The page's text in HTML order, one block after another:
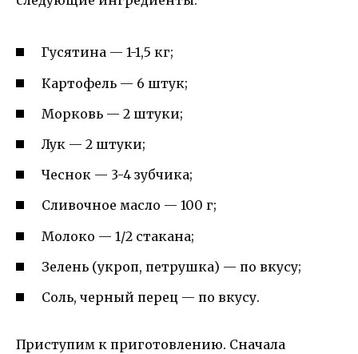
Гусятина — 1-1,5 кг;
Картофель — 6 штук;
Морковь — 2 штуки;
Лук — 2 штуки;
Чеснок — 3-4 зубчика;
Сливочное масло — 100 г;
Молоко — 1/2 стакана;
Зелень (укроп, петрушка) — по вкусу;
Соль, черный перец — по вкусу.
Приступим к приготовлению. Сначала